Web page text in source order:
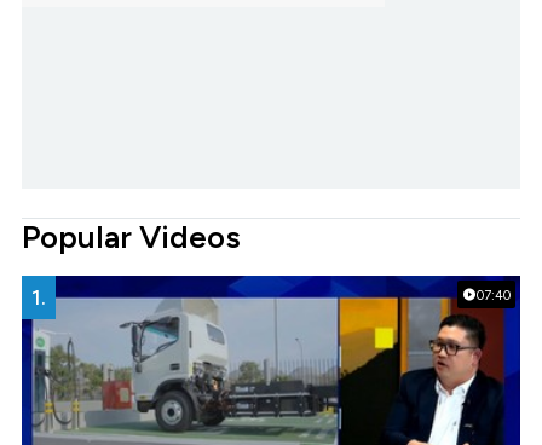
Popular Videos
07:40
1.